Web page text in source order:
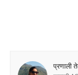
प्रणाली